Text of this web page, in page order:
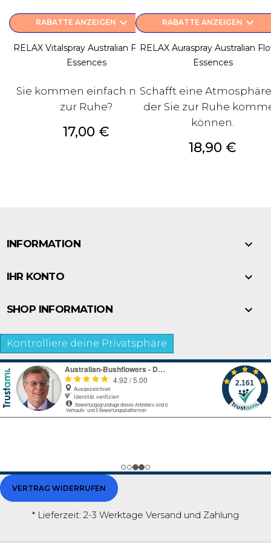
RABATTE ANZEIGEN keyboard_arrow_down
RELAX Vitalspray Australian Flower
Essences
Sie kommen einfach nicht
zur Ruhe?
Preis
17,00 €
RABATTE ANZEIGEN keyboard_arrow_down
RELAX Auraspray Australian
Essences
Schafft eine
der Sie zur Ruhe
können.
Preis
18,90 €
INFORMATION 
IHR KONTO 
SHOP INFORMATION 
Kontrolliere deine Privatsphäre
VERTRAG WIDERRUFEN
* Lieferzeit: 2-3 Werktage Versand und Zahlung